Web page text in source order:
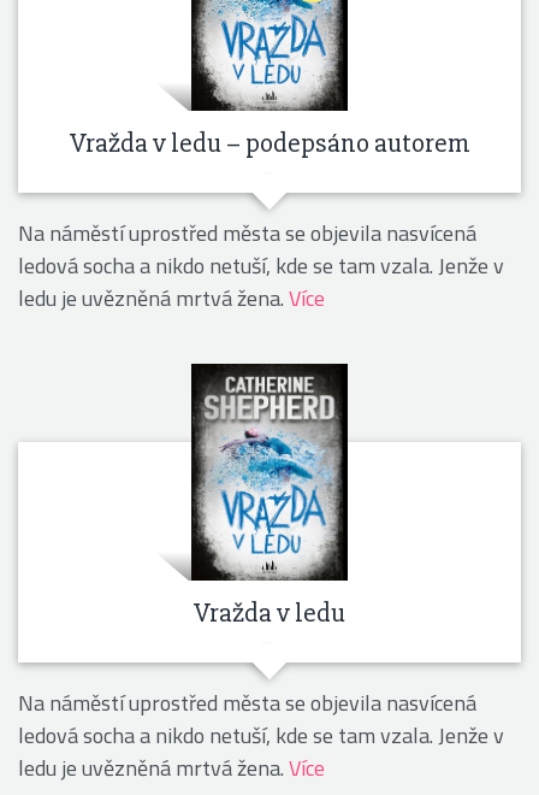
Vražda v ledu – podepsáno autorem
Na náměstí uprostřed města se objevila nasvícená
ledová socha a nikdo netuší, kde se tam vzala. Jenže v
ledu je uvězněná mrtvá žena.Více
Vražda v ledu
Na náměstí uprostřed města se objevila nasvícená
ledová socha a nikdo netuší, kde se tam vzala. Jenže v
ledu je uvězněná mrtvá žena.Více